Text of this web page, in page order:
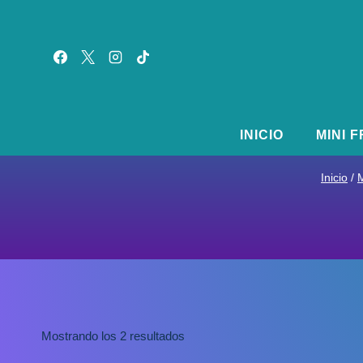
contenido
INICIO MINI
Inicio /
Mostrando los 2 resultados